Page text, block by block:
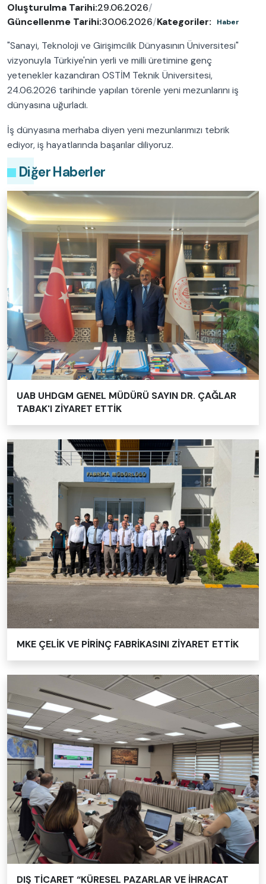
Oluşturulma Tarihi:29.06.2026/
Güncellenme Tarihi:30.06.2026/Kategoriler: Haber
"Sanayi, Teknoloji ve Girişimcilik Dünyasının Üniversitesi"
vizyonuyla Türkiye'nin yerli ve milli üretimine genç
yetenekler kazandıran OSTİM Teknik Üniversitesi,
24.06.2026 tarihinde yapılan törenle yeni mezunlarını iş
dünyasına uğurladı.
İş dünyasına merhaba diyen yeni mezunlarımızı tebrik
ediyor, iş hayatlarında başarılar diliyoruz.
Diğer Haberler
UAB UHDGM GENEL MÜDÜRÜ SAYIN DR. ÇAĞLAR
TABAK'I ZİYARET ETTİK
MKE ÇELİK VE PİRİNÇ FABRİKASINI ZİYARET ETTİK
DIŞ TİCARET “KÜRESEL PAZARLAR VE İHRACAT